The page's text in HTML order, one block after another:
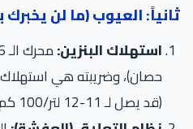
العيوب (ما لن يخبرك به
استهلاك البنزين:
حصان)، وضريبته هي استهلاك
(قد يصل لـ 11-12 لتر/100 كم) مع التكييف والزحام.